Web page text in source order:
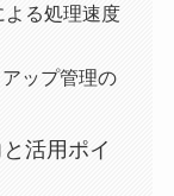
る処理速度
ップ管理の
活用ポイ